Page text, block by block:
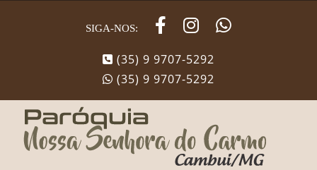
SIGA-NOS:
(35) 9 9707-5292
(35) 9 9707-5292